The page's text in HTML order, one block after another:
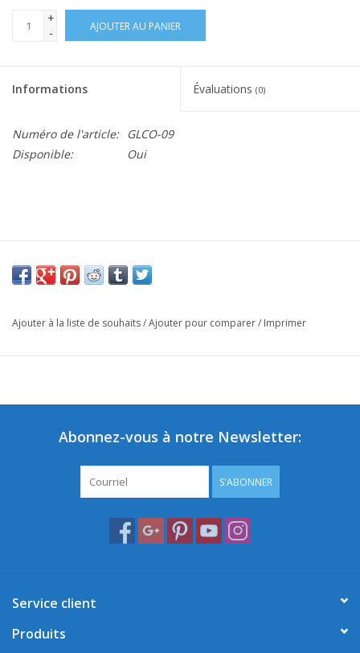
+
-
AJOUTER AU PANIER
Informations Évaluations (0)
Numéro de l'article:
GLCO-09
Disponible:
Oui
Ajouter à la liste de souhaits/Ajouter pour comparer/ Imprimer
Abonnez-vous à notre Newsletter:
S'ABONNER
Service client
Produits